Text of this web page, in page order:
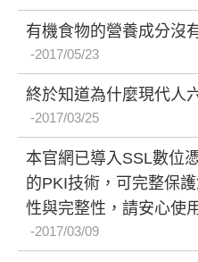
有機食物的營養成分沒
2017/05/23
終於知道為什麼現代人
2017/03/25
本官網已導入SSL數位
的PKI技術，可完整保
性與完整性，請安心使
2017/03/09